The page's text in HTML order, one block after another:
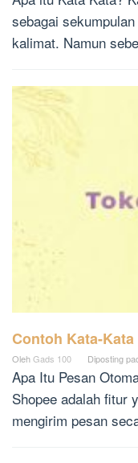
sebagai
kalimat. Namun
Contoh Kata-
OlehGads 100 Diposting
Apa Itu Pesan
Shopee adalah fitur
mengirim pesan